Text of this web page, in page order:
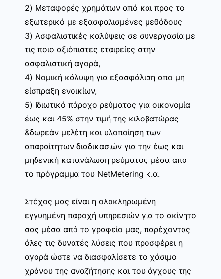
2) Μεταφορές χρημάτων από και προς το
εξωτερικό με εξασφαλισμένες μεθόδους
3) Ασφαλιστικές καλύψεις σε συνεργασία με
τις ποιο αξιόπιστες εταιρείες στην
ασφαλιστική αγορά,
4) Νομική κάλυψη για εξασφάλιση απο μη
είσπραξη ενοικίων,
5) Ιδιωτικό πάροχο ρεύματος για οικονομία
έως και 45% στην τιμή της κιλοβατώρας
&δωρεάν μελέτη και υλοποίηση των
απαραίτητων διαδικασιών για την έως και
μηδενική κατανάλωση ρεύματος μέσα απο
το πρόγραμμα του NetMetering κ.α.
Στόχος μας είναι η ολοκληρωμένη
εγγυημένη παροχή υπηρεσιών για το ακίνητο
σας μέσα από το γραφείο μας, παρέχοντας
όλες τις δυνατές λύσεις που προσφέρει η
αγορά ώστε να διασφαλίσετε το χάσιμο
χρόνου της αναζήτησης και του άγχους της